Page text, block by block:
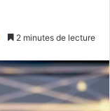
2 minutes de lecture